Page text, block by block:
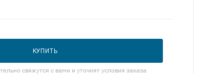
КУПИТЬ
свяжутся с вами и уточнят условия заказа